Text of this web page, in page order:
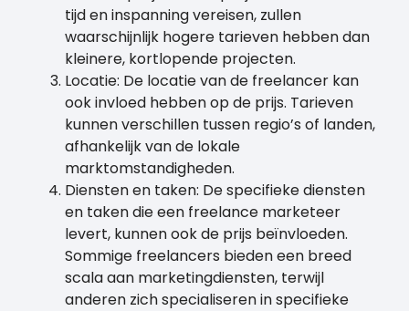
tijd en inspanning vereisen, zullen
waarschijnlijk hogere tarieven hebben dan
kleinere, kortlopende projecten.
Locatie: De locatie van de freelancer kan
ook invloed hebben op de prijs. Tarieven
kunnen verschillen tussen regio’s of landen,
afhankelijk van de lokale
marktomstandigheden.
Diensten en taken: De specifieke diensten
en taken die een freelance marketeer
levert, kunnen ook de prijs beïnvloeden.
Sommige freelancers bieden een breed
scala aan marketingdiensten, terwijl
anderen zich specialiseren in specifieke